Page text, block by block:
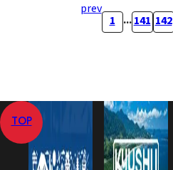
prev
1 ... 141 142
TOP